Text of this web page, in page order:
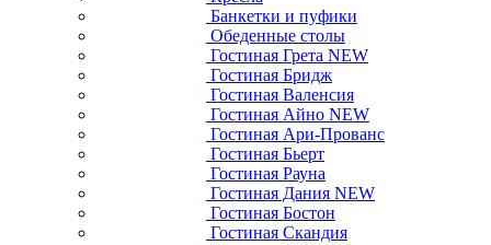
Банкетки и пуфики
Обеденные столы
Гостиная Грета NEW
Гостиная Бридж
Гостиная Валенсия
Гостиная Айно NEW
Гостиная Ари-Прованс
Гостиная Бьерт
Гостиная Рауна
Гостиная Дания NEW
Гостиная Бостон
Гостиная Скандия